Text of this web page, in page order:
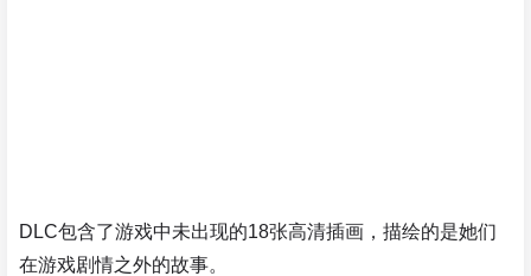
DLC包含了游戏中未出现的18张高清插画，描绘的是她们
在游戏剧情之外的故事。